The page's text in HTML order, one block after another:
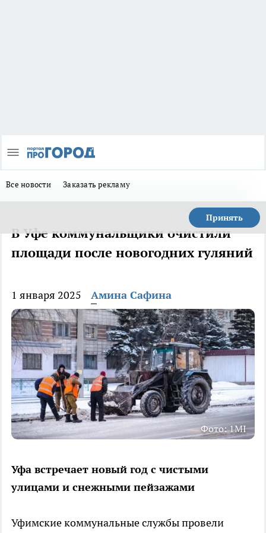
Все новости Заказать рекламу
Принять
В Уфе коммунальщики очистили
площади после новогодних гуляний
1 января 2025 Амина Сафина
Фото: 1MI
Уфа встречает новый год с чистыми
улицами и снежными пейзажами
Уфимские коммунальные службы провели